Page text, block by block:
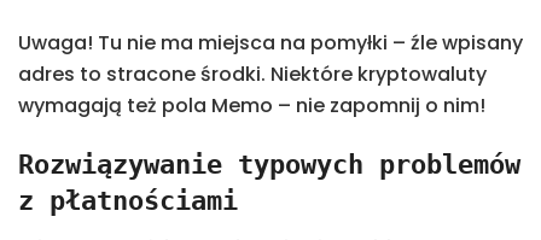
Uwaga! Tu nie ma miejsca na pomyłki – źle wpisany
adres to stracone środki. Niektóre kryptowaluty
wymagają też pola Memo – nie zapomnij o nim!
Rozwiązywanie typowych problemów
z płatnościami